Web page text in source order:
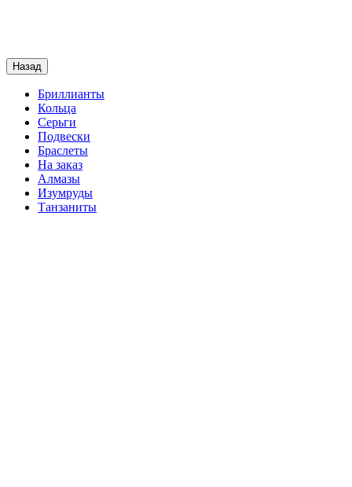
Назад
Бриллианты
Кольца
Серьги
Подвески
Браслеты
На заказ
Алмазы
Изумруды
Танзаниты